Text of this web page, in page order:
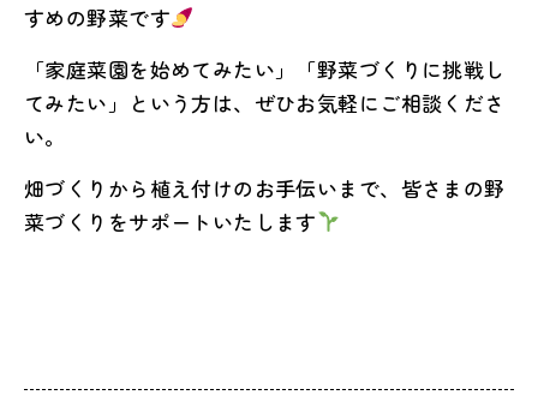
すめの野菜です
「家庭菜園を始めてみたい」「野菜づくりに挑戦し
てみたい」という方は、ぜひお気軽にご相談くださ
い。
畑づくりから植え付けのお手伝いまで、皆さまの野
菜づくりをサポートいたします